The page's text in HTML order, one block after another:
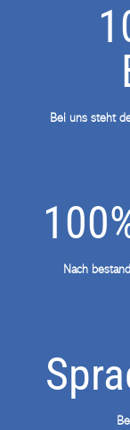
Bei uns steht
Nach